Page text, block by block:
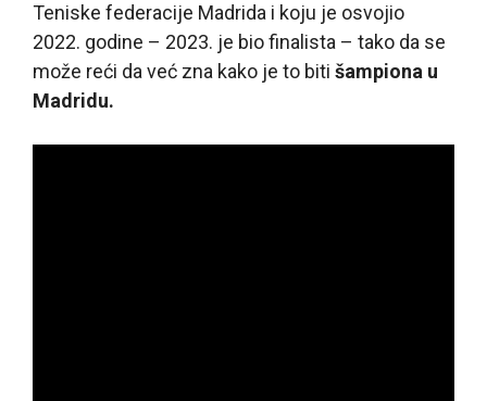
Teniske federacije Madrida i koju je osvojio
2022. godine – 2023. je bio finalista – tako da se
može reći da već zna kako je to biti šampiona u
Madridu.